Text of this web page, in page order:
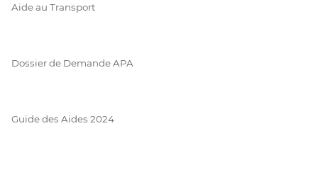
Aide au Transport
Dossier de Demande APA
Guide des Aides 2024